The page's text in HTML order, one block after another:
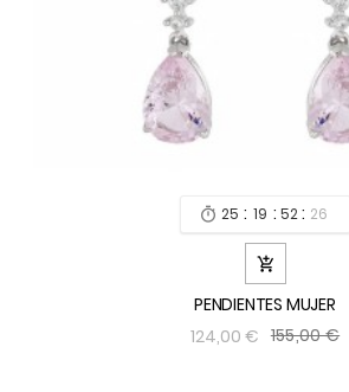
 25 : 19 : 52 : 24

PENDIENTES MUJER
124,00 € 155,00 €